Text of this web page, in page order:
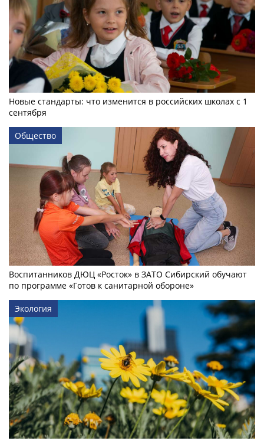
Новые стандарты: что изменится в российских школах с 1
сентября
Общество
Воспитанников ДЮЦ «Росток» в ЗАТО Сибирский обучают
по программе «Готов к санитарной обороне»
Экология